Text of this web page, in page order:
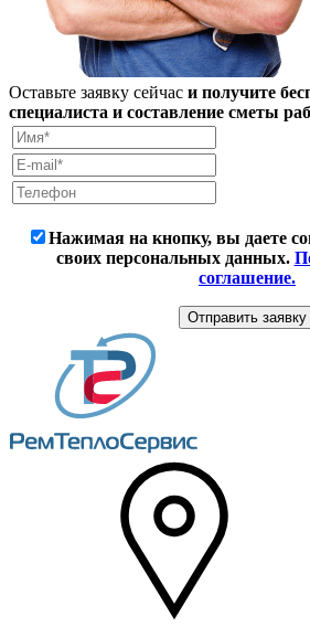
Оставьте заявку сейчас и получите
специалиста и составление сметы
Нажимая на кнопку, вы даете
своих персональных данных.
соглашение.